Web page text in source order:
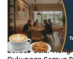
Agustus 2, 2026
Mahasiswa KKN
Mental dan P3K
Utara
Agustus 1, 2026
Sukses Gelar